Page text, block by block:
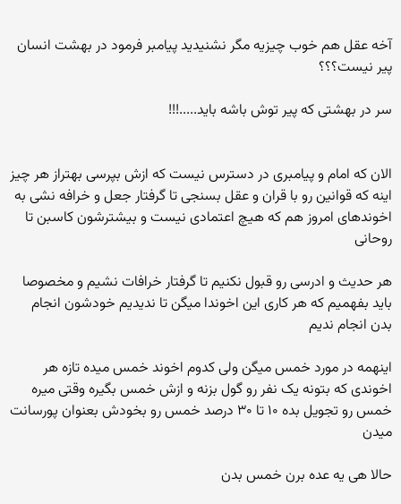
آخه عقل هم خوب چیزیه مگر نشنیدید پیامبر فرمود در بهشت انسان
پیر نیست؟؟؟
سر در بهشتی که پیر توش باشه باید.....!!!
الان که امام و پیامبری در دسترس نیست که ازش بپرسی بهتراز هر چیز
اینه که قوانین رو با قران و عقل بسنجی تا گرفتار جعل و خرافه نشی به
اخوندهای امروز هم که هیچ اعتمادی نیست و بیشترشون کاسبن تا
روحانی
هر حدیث و ادرسی رو قبول نکنیم تا گرفتار خرافات نشیم و مخصوصا
باید بفهمیم که هر کاری این اخوندا میگن تا ندیدیم خودشون انجام
بدن انجام ندیم
اینهمه در مورد خمس میگن ولی کدوم اخوند خمس میده تازه هر
اخوندی که بتونه یک نفر رو گول بزنه و ازش خمس بگیره وقتی میره
خمس رو تجویل بده ۱۰ تا ۳۰ درصد خمس رو بخودش بعنوان پورسانت
میدن
حالا هی یه عده برن خمس بدن